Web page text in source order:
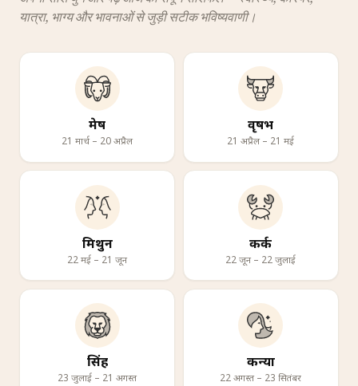
यात्रा, भाग्य और भावनाओं से जुड़ी सटीक भविष्यवाणी।
मेष
21 मार्च – 20 अप्रैल
वृषभ
21 अप्रैल – 21 मई
मिथुन
22 मई – 21 जून
कर्क
22 जून – 22 जुलाई
सिंह
23 जुलाई – 21 अगस्त
कन्या
22 अगस्त – 23 सितंबर